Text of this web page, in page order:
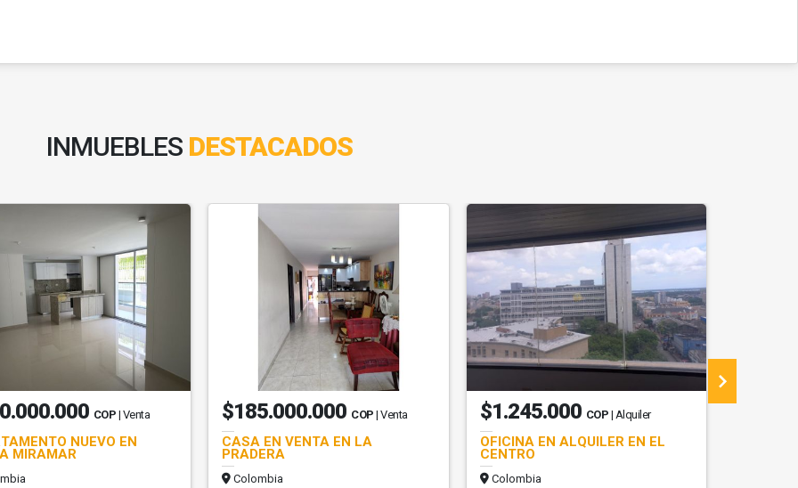
INMUEBLES DESTACADOS
COP | Venta
NUEVO EN
MIRAMAR
$185.000.000 COP | Venta
CASA EN VENTA EN LA
PRADERA
Colombia
$1.245.000 COP | Alquiler
OFICINA EN ALQUILER EN EL
CENTRO
Colombia